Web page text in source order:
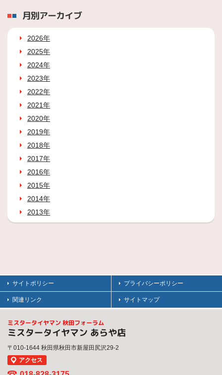
月別アーカイブ
2026年
2025年
2024年
2023年
2022年
2021年
2020年
2019年
2018年
2017年
2016年
2015年
2014年
2013年
サイトポリシー プライバシーポリシー
関連リンク サイトマップ
ミスタータイヤマン 秋田フォーラム
ミスタータイヤマン あらや店
〒010-1644 秋田県秋田市新屋田尻沢29-2
アクセス